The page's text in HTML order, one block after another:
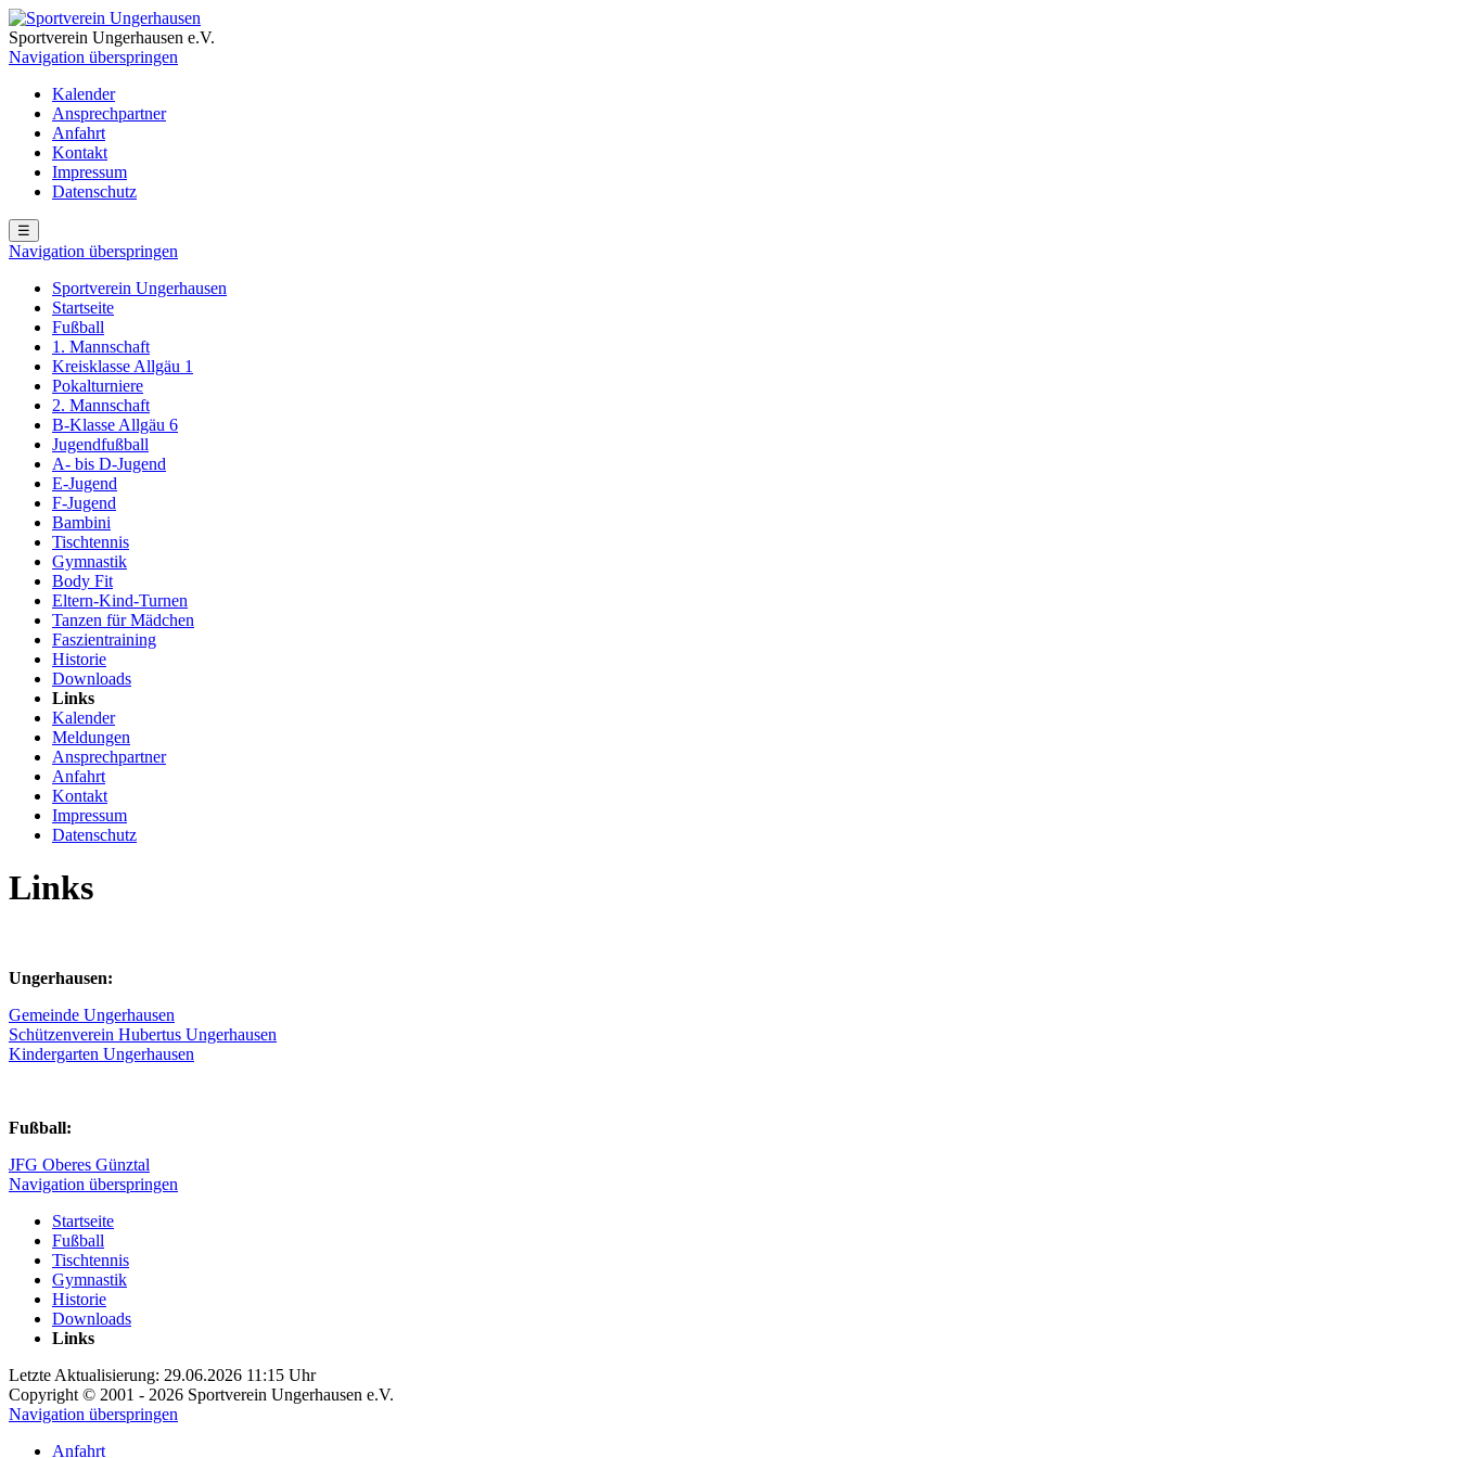
Sportverein Ungerhausen e.V.
Navigation überspringen
Kalender
Ansprechpartner
Anfahrt
Kontakt
Impressum
Datenschutz
☰
Navigation überspringen
Sportverein Ungerhausen
Startseite
Fußball
1. Mannschaft
Kreisklasse Allgäu 1
Pokalturniere
2. Mannschaft
B-Klasse Allgäu 6
Jugendfußball
A- bis D-Jugend
E-Jugend
F-Jugend
Bambini
Tischtennis
Gymnastik
Body Fit
Eltern-Kind-Turnen
Tanzen für Mädchen
Faszientraining
Historie
Downloads
Links
Kalender
Meldungen
Ansprechpartner
Anfahrt
Kontakt
Impressum
Datenschutz
Links
Ungerhausen:
Gemeinde Ungerhausen
Schützenverein Hubertus Ungerhausen
Kindergarten Ungerhausen
Fußball:
JFG Oberes Günztal
Navigation überspringen
Startseite
Fußball
Tischtennis
Gymnastik
Historie
Downloads
Links
Letzte Aktualisierung: 29.06.2026 11:15 Uhr
Copyright © 2001 - 2026 Sportverein Ungerhausen e.V.
Navigation überspringen
Anfahrt